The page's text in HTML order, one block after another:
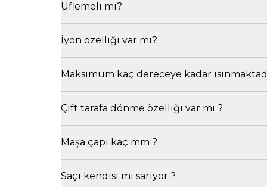
Üflemeli mi?
İyon özelliği var mı?
Maksimum kaç dereceye kadar
Çift tarafa dönme özelliği var mı ?
Maşa çapı kaç mm ?
Saçı kendisi mi sarıyor ?